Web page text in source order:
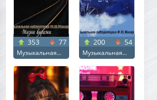
353 77
Музыкальная...
200 54
Музыкальная...